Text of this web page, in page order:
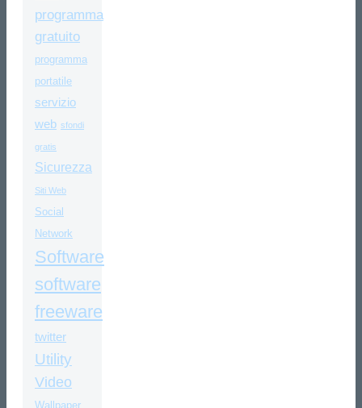
programma
gratuito
programma
portatile
servizio
web sfondi
gratis
Sicurezza
Siti Web
Social
Network
Software
software
freeware
twitter
Utility
Video
Wallpaper